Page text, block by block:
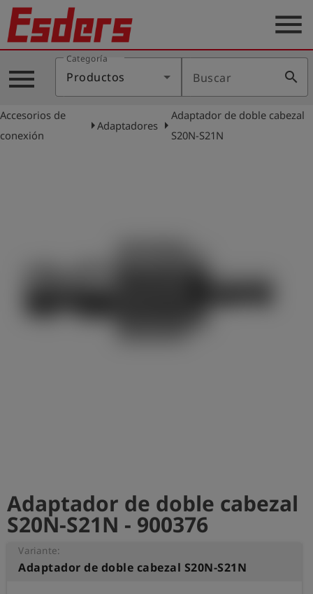
Productos
Blog
Aplicaciones
menu
menu
Categoría
Productos Buscar search
Accesorios de
conexión
arrow_rightAdaptadores arrow_right
Adaptador de doble cabezal
S20N-S21N
Adaptador de doble cabezal
S20N-S21N - 900376
Variante:
Adaptador de doble cabezal S20N-S21N